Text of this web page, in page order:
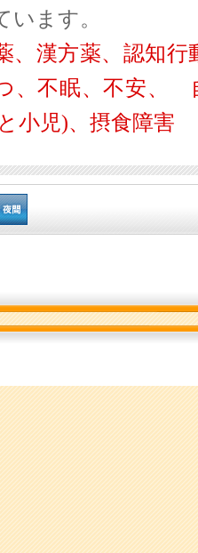
います。
、漢方薬、認知
、不眠、不安、
小児)、摂食障害